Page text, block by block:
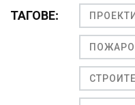
ТАГОВЕ: ПРОЕКТИ